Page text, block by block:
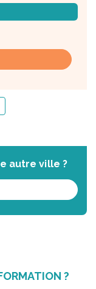
autre ville ?
?